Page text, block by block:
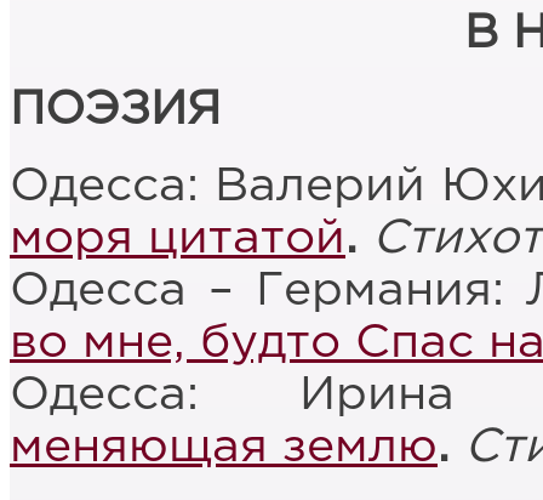
В
ПОЭЗИЯ
Одесса: Валерий
моря цитатой.
Одесса –
во мне, будто Спас
Одесса: Ирина
меняющая землю.